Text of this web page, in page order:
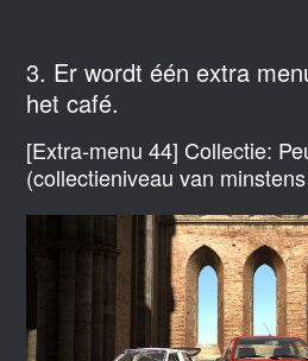
3. Er wordt één extra
het café.
[Extra-menu 44] Collectie:
(collectieniveau van